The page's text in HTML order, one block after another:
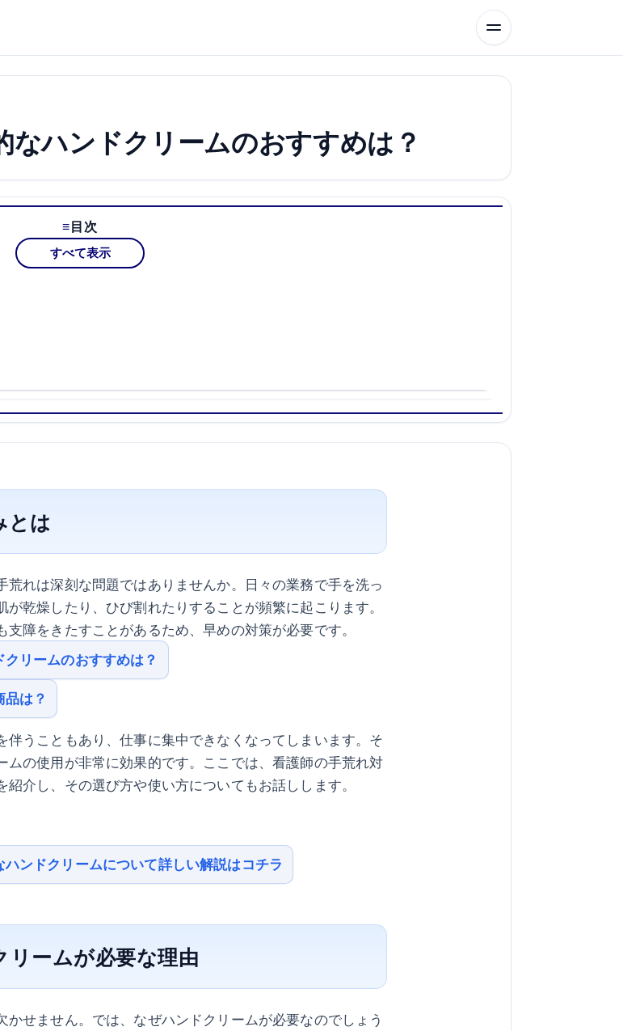
なハンドクリームのおすすめは？
目次
すべて表示
とは
れは深刻な問題ではありませんか。日々の業務で手を洗っ
乾燥したり、ひび割れたりすることが頻繁に起こります。
障をきたすことがあるため、早めの対策が必要です。
リームのおすすめは？
は？
うこともあり、仕事に集中できなくなってしまいます。そ
ムの使用が非常に効果的です。ここでは、看護師の手荒れ対
介し、その選び方や使い方についてもお話しします。
ンドクリームについて詳しい解説はコチラ
ームが必要な理由
せません。では、なぜハンドクリームが必要なのでしょう